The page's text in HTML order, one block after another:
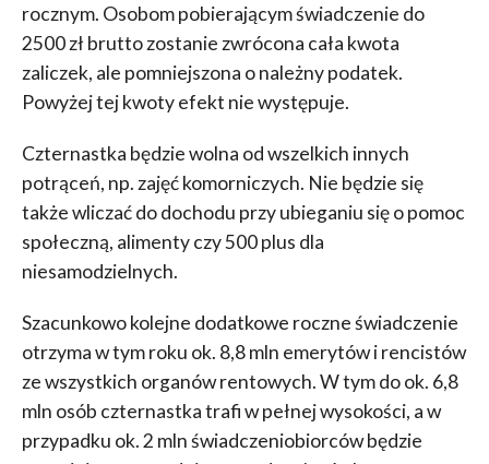
rocznym. Osobom pobierającym świadczenie do
2500 zł brutto zostanie zwrócona cała kwota
zaliczek, ale pomniejszona o należny podatek.
Powyżej tej kwoty efekt nie występuje.
Czternastka będzie wolna od wszelkich innych
potrąceń, np. zajęć komorniczych. Nie będzie się
także wliczać do dochodu przy ubieganiu się o pomoc
społeczną, alimenty czy 500 plus dla
niesamodzielnych.
Szacunkowo kolejne dodatkowe roczne świadczenie
otrzyma w tym roku ok. 8,8 mln emerytów i rencistów
ze wszystkich organów rentowych. W tym do ok. 6,8
mln osób czternastka trafi w pełnej wysokości, a w
przypadku ok. 2 mln świadczeniobiorców będzie